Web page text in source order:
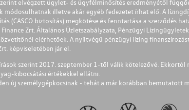
elvégzett ügylet- és ügyfélminősítés eredményétől
módosulhatnak illetve akár egyéb fedezetet írhat elő. A
(CASCO biztosítás) megkötése és fenntartása a
Zrt. Általános Üzletszabályzata, Pénzügyi
elérhetőek. A nyíltvégű pénzügyi lízing
képviseletében jár el.
szerint 2017. szeptember 1-től válik kötelezővé.
kibocsátási értékekkel ellátni.
új személygépkocsinak - tehát a már korábban bemutatott